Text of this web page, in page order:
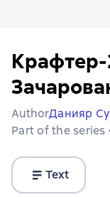
AuthorДанияр
Part of the series
Text